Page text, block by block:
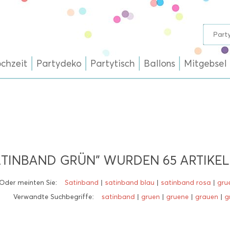
Partydeko Partytisch Ballons Mitgebsel
GRÜN" WURDEN 65
meinten Sie: Satinband | satinband blau | satinband rosa |
Verwandte Suchbegriffe:
satinband | gruen | gruene | grauen |